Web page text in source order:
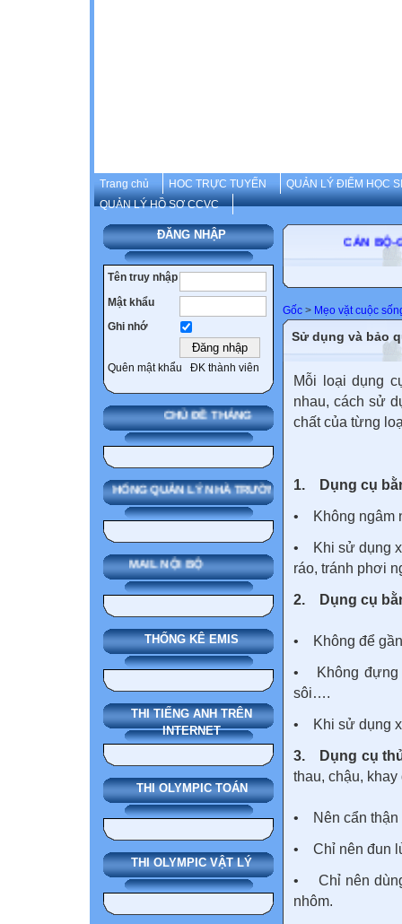
Trang chủ HOC TRỰC TUYẾN
QUẢN LÝ ĐIỂM HỌC
QUẢN LÝ HỒ SƠ CCVC
ĐĂNG NHẬP
Tên truy nhập
Mật khẩu
Ghi nhớ
Quên mật khẩu ĐK thành viên
CHỦ ĐỀ THÁNG
SMAS HỆ THỐNG QUẢN LÝ NHÀ TRƯỜNG
MAIL NỘI BỘ
THỐNG KÊ EMIS
THI TIẾNG ANH TRÊN
INTERNET
THI OLYMPIC TOÁN
THI OLYMPIC VẬT LÝ
CÁN
Gốc > Mẹo vặt cuộc
Sử dụng và bảo
Mỗi loại dụng
nhau, cách sử
chất của từng
1. Dụng cụ
• Không ngâm
• Khi sử dụng
ráo, tránh phơi
2. Dụng cụ
• Không để
• Không đựng
sôi….
• Khi sử dụng
3. Dụng cụ
thau, chậu,
• Nên cẩn thận
• Chỉ nên đun
• Chỉ nên dùng
nhôm.